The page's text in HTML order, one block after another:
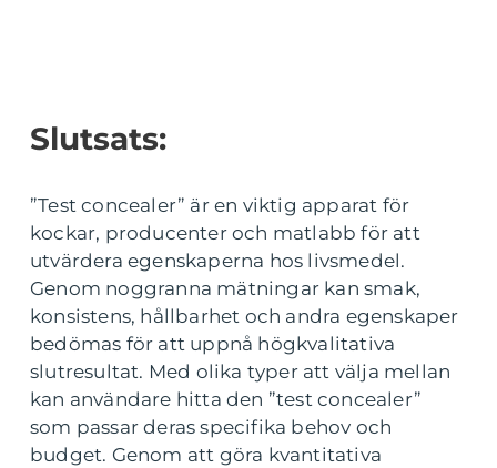
Slutsats:
”Test concealer” är en viktig apparat för
kockar, producenter och matlabb för att
utvärdera egenskaperna hos livsmedel.
Genom noggranna mätningar kan smak,
konsistens, hållbarhet och andra egenskaper
bedömas för att uppnå högkvalitativa
slutresultat. Med olika typer att välja mellan
kan användare hitta den ”test concealer”
som passar deras specifika behov och
budget. Genom att göra kvantitativa